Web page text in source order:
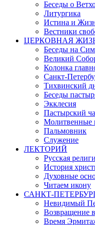
Беседы о
Литургика
Истина и
Вестники
ЦЕРКОВНАЯ
Беседы на
Великий
Колонка
Санкт-
Тихвинский
Беседы
Экклесия
Пастырский
Молитвенные
Пальмовник
Служение
ЛЕКТОРИЙ
Русская
История
Духовные
Читаем икону
САНКТ-
Невидимый
Возвращение
Время